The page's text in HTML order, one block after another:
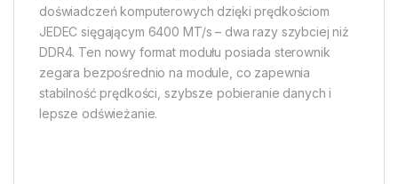
doświadczeń komputerowych dzięki prędkościom
JEDEC sięgającym 6400 MT/s – dwa razy szybciej niż
DDR4. Ten nowy format modułu posiada sterownik
zegara bezpośrednio na module, co zapewnia
stabilność prędkości, szybsze pobieranie danych i
lepsze odświeżanie.